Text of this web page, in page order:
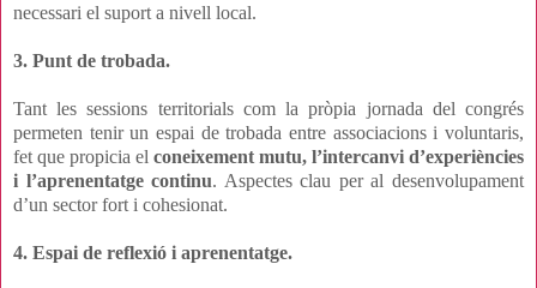
necessari el suport a nivell local.
3. Punt de trobada.
Tant les sessions territorials com la pròpia jornada del congrés
permeten tenir un espai de trobada entre associacions i voluntaris,
fet que propicia el coneixement mutu, l’intercanvi d’experiències
i l’aprenentatge continu. Aspectes clau per al desenvolupament
d’un sector fort i cohesionat.
4. Espai de reflexió i aprenentatge.